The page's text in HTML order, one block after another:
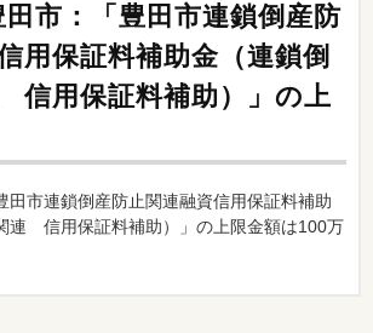
市：「豊田市連鎖倒産防
用保証料補助金（連鎖倒
信用保証料補助）」の上
田市連鎖倒産防止関連融資信用保証料補助
連 信用保証料補助）」の上限金額は100万